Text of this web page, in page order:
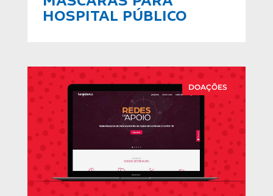
HOSPITAL PÚBLICO
DOAÇÕES